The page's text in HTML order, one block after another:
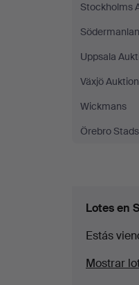
Stockholms
Uppsala
Växjö
Wickmans
Örebro
Lotes en
Estás
Mostrar